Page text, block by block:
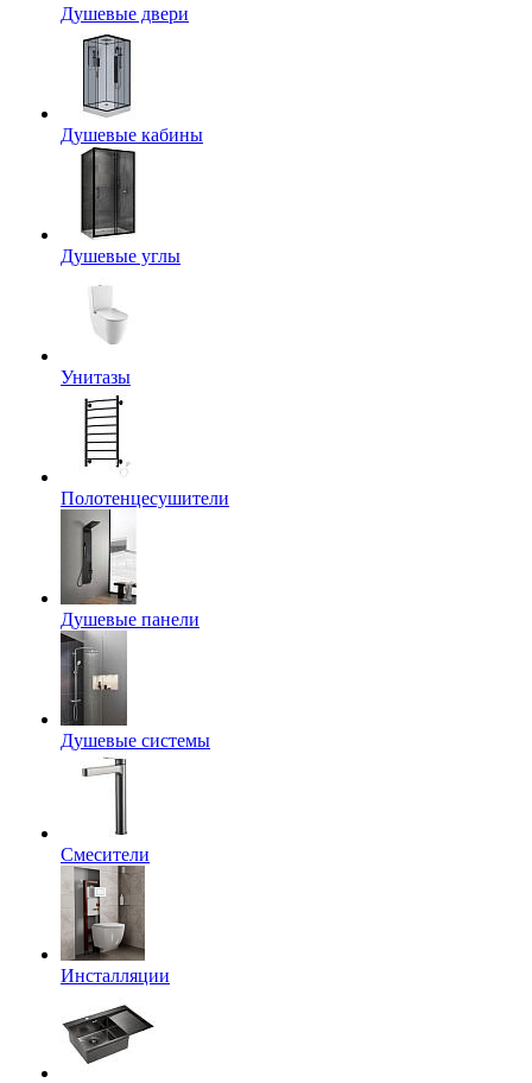
Душевые двери
Душевые кабины
Душевые углы
Унитазы
Полотенцесушители
Душевые панели
Душевые системы
Смесители
Инсталляции